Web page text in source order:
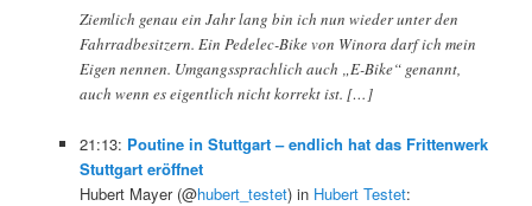
Ziemlich genau ein Jahr lang bin ich nun wieder unter den
Fahrradbesitzern. Ein Pedelec-Bike von Winora darf ich mein
Eigen nennen. Umgangssprachlich auch „E-Bike“ genannt,
auch wenn es eigentlich nicht korrekt ist. […]
21:13: Poutine in Stuttgart – endlich hat das Frittenwerk
Stuttgart eröffnet
Hubert Mayer (@hubert_testet) in Hubert Testet: